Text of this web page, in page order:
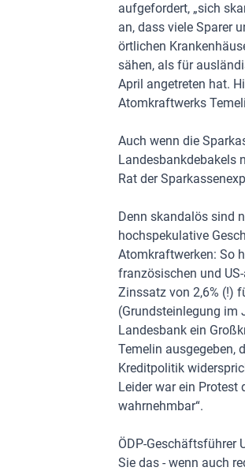
aufgefordert, „sich
an, dass viele Sparer
örtlichen
sähen, als für
April angetreten hat.
Atomkraftwerks
Auch wenn die
Landesbankdebakels
Rat der
Denn skandalös sind
hochspekulative
Atomkraftwerken: So
französischen und
Zinssatz von 2,6% (!)
(Grundsteinlegung im
Landesbank ein
Temelin ausgegeben,
Kreditpolitik
Leider war ein Protest
wahrnehmbar“.
ÖDP-Geschäftsführer
Sie das - wenn auch